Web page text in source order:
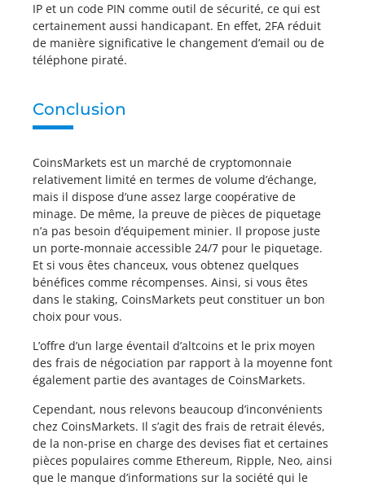
IP et un code PIN comme outil de sécurité, ce qui est
certainement aussi handicapant. En effet, 2FA réduit
de manière significative le changement d’email ou de
téléphone piraté.
Conclusion
CoinsMarkets est un marché de cryptomonnaie
relativement limité en termes de volume d’échange,
mais il dispose d’une assez large coopérative de
minage. De même, la preuve de pièces de piquetage
n’a pas besoin d’équipement minier. Il propose juste
un porte-monnaie accessible 24/7 pour le piquetage.
Et si vous êtes chanceux, vous obtenez quelques
bénéfices comme récompenses. Ainsi, si vous êtes
dans le staking, CoinsMarkets peut constituer un bon
choix pour vous.
L’offre d’un large éventail d’altcoins et le prix moyen
des frais de négociation par rapport à la moyenne font
également partie des avantages de CoinsMarkets.
Cependant, nous relevons beaucoup d’inconvénients
chez CoinsMarkets. Il s’agit des frais de retrait élevés,
de la non-prise en charge des devises fiat et certaines
pièces populaires comme Ethereum, Ripple, Neo, ainsi
que le manque d’informations sur la société qui le